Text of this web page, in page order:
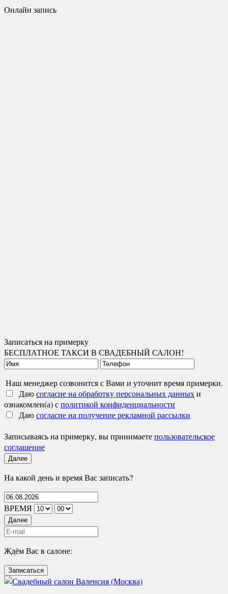
Онлайн запись
Записаться на примерку
БЕСПЛАТНОЕ ТАКСИ В СВАДЕБНЫЙ САЛОН!
Наш менеджер созвонится с Вами и уточнит время примерки.
Даюсогласие на обработку персональных данныхи
ознакомлен(а) сполитикой конфиденциальности
Даюсогласие на получение рекламной рассылки
Записываясь на примерку, вы принимаетепользовательское
соглашение
Далее
На какой день и время Вас записать?
ВРЕМЯ
Далее
Ждём Вас в салоне:
Записаться